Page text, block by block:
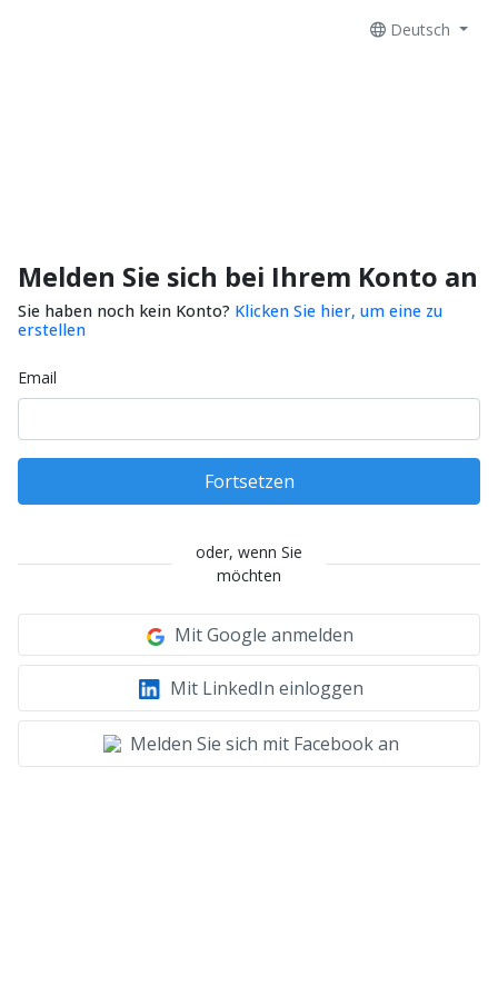
Deutsch
Melden Sie sich bei Ihrem Konto an
Sie haben noch kein Konto? Klicken Sie hier, um eine zu
erstellen
Email
Fortsetzen
oder, wenn Sie
möchten
Mit Google anmelden
Mit LinkedIn einloggen
Melden Sie sich mit Facebook an